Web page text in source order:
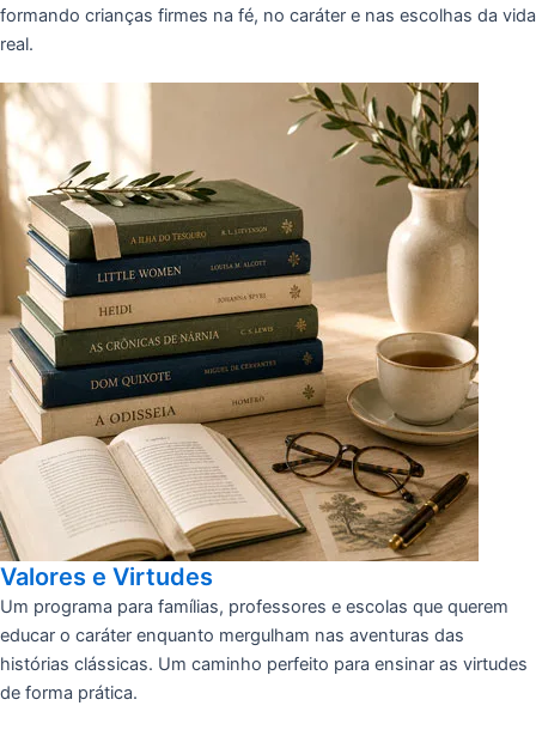
formando crianças firmes na fé, no caráter e nas escolhas da vida
real.
Valores e Virtudes
Um programa para famílias, professores e escolas que querem
educar o caráter enquanto mergulham nas aventuras das
histórias clássicas. Um caminho perfeito para ensinar as virtudes
de forma prática.